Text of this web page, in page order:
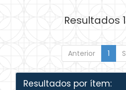
Resultados
Anterior 1
Resultados por ítem: